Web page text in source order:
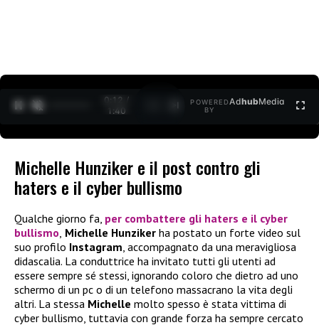
0:12 /
1:40
POWERED
BY
AdhubMedia
Michelle Hunziker e il post contro gli
haters e il cyber bullismo
Qualche giorno fa, per combattere gli haters e il cyber
bullismo, Michelle Hunziker ha postato un forte video sul
suo profilo Instagram, accompagnato da una meravigliosa
didascalia. La conduttrice ha invitato tutti gli utenti ad
essere sempre sé stessi, ignorando coloro che dietro ad uno
schermo di un pc o di un telefono massacrano la vita degli
altri. La stessa Michelle molto spesso è stata vittima di
cyber bullismo, tuttavia con grande forza ha sempre cercato